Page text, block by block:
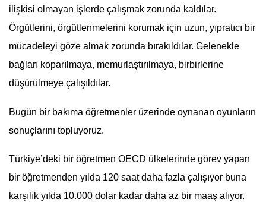
ilişkisi olmayan işlerde çalışmak zorunda kaldılar.
Örgütlerini, örgütlenmelerini korumak için uzun, yıpratıcı bir
mücadeleyi göze almak zorunda bırakıldılar. Gelenekle
bağları koparılmaya, memurlaştırılmaya, birbirlerine
düşürülmeye çalışıldılar.
Bugün bir bakıma öğretmenler üzerinde oynanan oyunların
sonuçlarını topluyoruz.
Türkiye’deki bir öğretmen OECD ülkelerinde görev yapan
bir öğretmenden yılda 120 saat daha fazla çalışıyor buna
karşılık yılda 10.000 dolar kadar daha az bir maaş alıyor.